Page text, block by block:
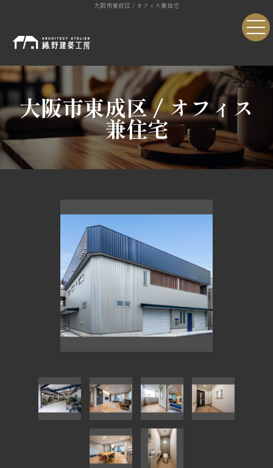
大阪市東成区 / オフィス兼住宅
大阪市東成区 / オフィス
兼住宅